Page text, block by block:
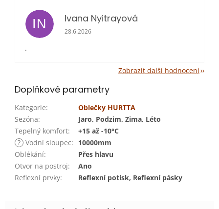
IN Ivana Nyitrayová
Hodnocení obchodu je 5 z 5 hvězdiček.
28.6.2026
.
Zobrazit další hodnocení
Doplňkové parametry
Kategorie:
Oblečky HURTTA
Sezóna:
Jaro, Podzim, Zima, Léto
Tepelný komfort:
+15 až -10°C
? Vodní sloupec:
10000mm
Oblékání:
Přes hlavu
Otvor na postroj:
Ano
Reflexní prvky: Reflexní potisk, Reflexní pásky